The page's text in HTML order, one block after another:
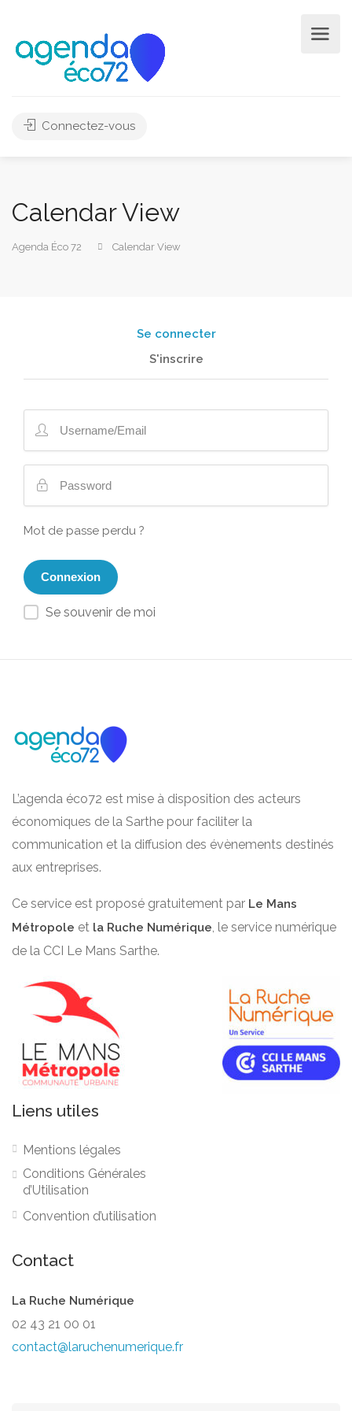
Connectez-vous
Calendar View
Agenda Éco 72 Calendar View
Se connecter
S'inscrire
Mot de passe perdu ?
Se souvenir de moi
L’agenda éco72 est mise à disposition des acteurs
économiques de la Sarthe pour faciliter la
communication et la diffusion des évènements destinés
aux entreprises.
Ce service est proposé gratuitement par Le Mans
Métropole et la Ruche Numérique, le service numérique
de la CCI Le Mans Sarthe.
Liens utiles
Mentions légales
Conditions Générales
d’Utilisation
Convention d’utilisation
Contact
La Ruche Numérique
02 43 21 00 01
contact@laruchenumerique.fr